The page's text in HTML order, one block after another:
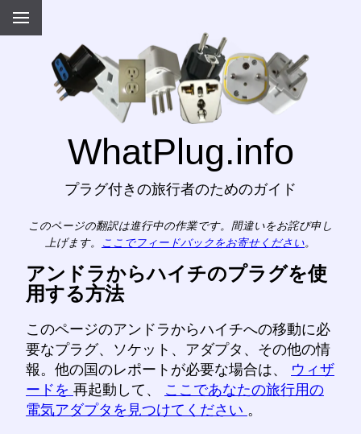
WhatPlug.info
プラグ付きの旅行者のためのガイド
このページの翻訳は進行中の作業です。間違いをお詫び申し
上げます。
ここでフィードバックをお寄せください。
アンドラからハイチのプラグを使
用する方法
このページのアンドラからハイチへの移動に必
要なプラグ、ソケット、アダプタ、その他の情
報。他の国のレポートが必要な場合は、 ウィザ
ードを 再起動して、 ここであなたの旅行用の
電気アダプタを見つけてください 。